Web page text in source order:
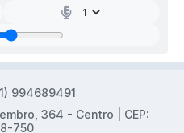
994689491
364 - Centro | CEP:
750